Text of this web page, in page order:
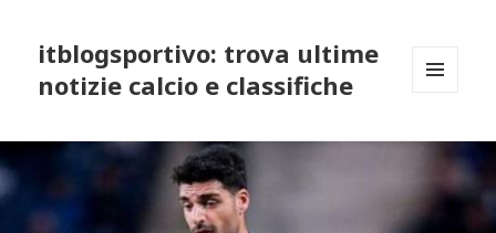
itblogsportivo: trova ultime
notizie calcio e classifiche
WIDGETS